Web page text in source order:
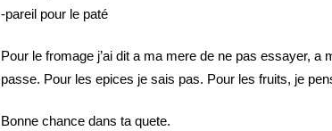
-pareil pour le paté
Pour le fromage j’ai dit a ma mere de ne pas essayer, a
passe. Pour les epices je sais pas. Pour les fruits, je
Bonne chance dans ta quete.